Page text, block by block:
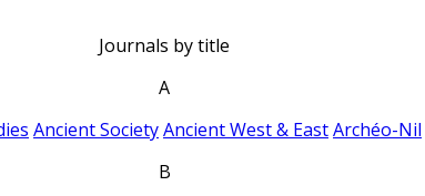
Journals by title
A
Ancient SocietyAncient West & EastArchéo-Nil
B